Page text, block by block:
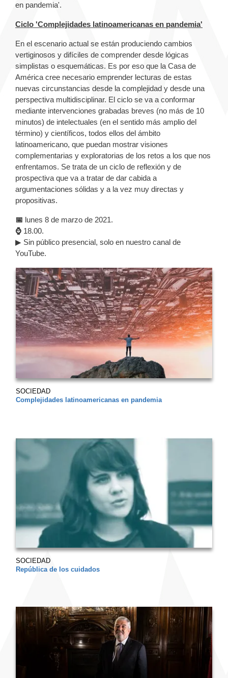
en pandemia'.
Ciclo 'Complejidades latinoamericanas en pandemia'
En el escenario actual se están produciendo cambios
vertiginosos y difíciles de comprender desde lógicas
simplistas o esquemáticas. Es por eso que la Casa de
América cree necesario emprender lecturas de estas
nuevas circunstancias desde la complejidad y desde una
perspectiva multidisciplinar. El ciclo se va a conformar
mediante intervenciones grabadas breves (no más de 10
minutos) de intelectuales (en el sentido más amplio del
término) y científicos, todos ellos del ámbito
latinoamericano, que puedan mostrar visiones
complementarias y exploratorias de los retos a los que nos
enfrentamos. Se trata de un ciclo de reflexión y de
prospectiva que va a tratar de dar cabida a
argumentaciones sólidas y a la vez muy directas y
propositivas.
📅 lunes 8 de marzo de 2021.
⌚ 18.00.
▶ Sin público presencial, solo en nuestro canal de
YouTube.
SOCIEDAD
Complejidades latinoamericanas en pandemia
SOCIEDAD
República de los cuidados